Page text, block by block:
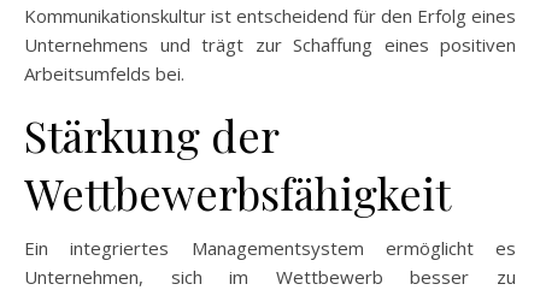
Kommunikationskultur ist entscheidend für den Erfolg eines
Unternehmens und trägt zur Schaffung eines positiven
Arbeitsumfelds bei.
Stärkung der
Wettbewerbsfähigkeit
Ein integriertes Managementsystem ermöglicht es
Unternehmen, sich im Wettbewerb besser zu